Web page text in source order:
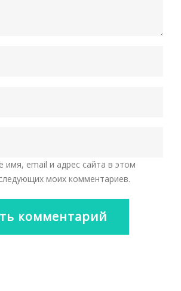
имя, email и адрес сайта в этом
моих комментариев.